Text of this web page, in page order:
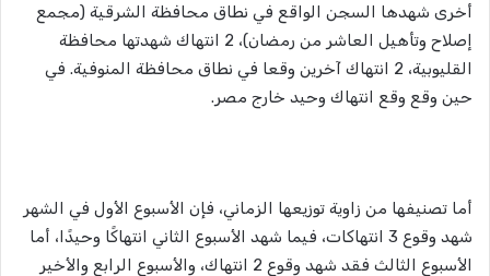
أخرى شهدها السجن الواقع في نطاق محافظة الشرقية (مجمع
إصلاح وتأهيل العاشر من رمضان)، 2 انتهاك شهدتها محافظة
القليوبية، 2 انتهاك آخرين وقعا في نطاق محافظة المنوفية. في
حين وقع وقع انتهاك وحيد خارج مصر.
أما تصنيفها من زاوية توزيعها الزماني، فإن الأسبوع الأول في الشهر
شهد وقوع 3 انتهاكات، فيما شهد الأسبوع الثاني انتهاكًا وحيدًا، أما
الأسبوع الثالث فقد شهد وقوع 2 انتهاك، والأسبوع الرابع والأخير